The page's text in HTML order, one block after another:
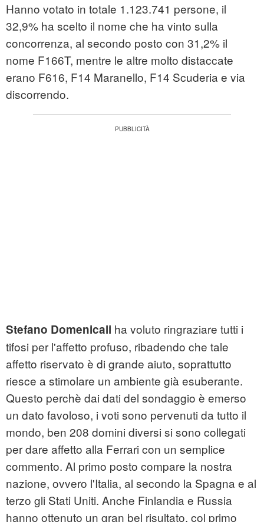
Hanno votato in totale 1.123.741 persone, il
32,9% ha scelto il nome che ha vinto sulla
concorrenza, al secondo posto con 31,2% il
nome F166T, mentre le altre molto distaccate
erano F616, F14 Maranello, F14 Scuderia e via
discorrendo.
Stefano Domenicali ha voluto ringraziare tutti i
tifosi per l'affetto profuso, ribadendo che tale
affetto riservato è di grande aiuto, soprattutto
riesce a stimolare un ambiente già esuberante.
Questo perchè dai dati del sondaggio è emerso
un dato favoloso, i voti sono pervenuti da tutto il
mondo, ben 208 domini diversi si sono collegati
per dare affetto alla Ferrari con un semplice
commento. Al primo posto compare la nostra
nazione, ovvero l'Italia, al secondo la Spagna e al
terzo gli Stati Uniti. Anche Finlandia e Russia
hanno ottenuto un gran bel risultato, col primo